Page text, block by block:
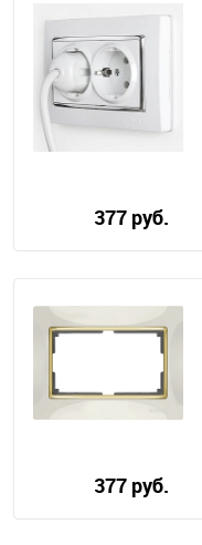
377 руб.
377 руб.